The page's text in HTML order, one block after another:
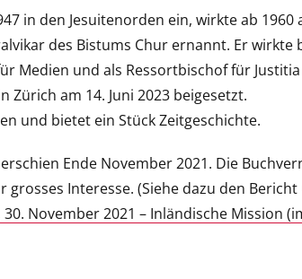
in den Jesuitenorden ein, wirkte ab
des Bistums Chur ernannt. Er
Medien und als Ressortbischof für
Zürich am 14. Juni 2023 beigesetzt.
und bietet ein Stück Zeitgeschichte.
Ende November 2021. Die
Interesse. (Siehe dazu den
November 2021 – Inländische Mission